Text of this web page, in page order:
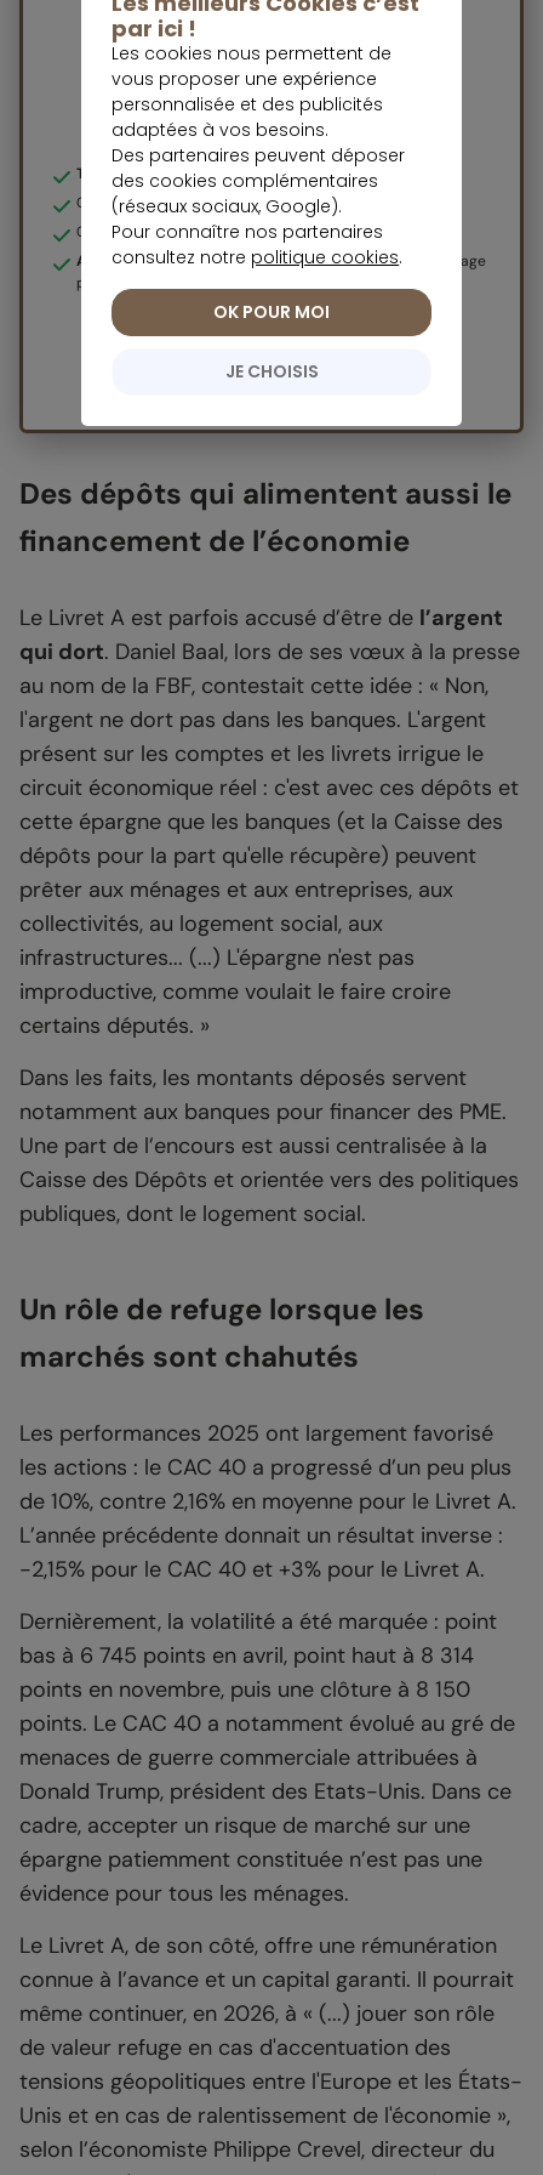
Note trustpilot :
Taux de 2% annuel brut
Capital garanti et toujours disponible
0 frais
Accessible dès 10€, offre sous conditionsvisible sur la page
produit
Offre du moment
Ouvrir mon livret
Des dépôts qui alimentent aussi le
financement de l’économie
Le Livret A est parfois accusé d’être de l’argent
qui dort. Daniel Baal, lors de ses vœux à la presse
au nom de la FBF, contestait cette idée : « Non,
l'argent ne dort pas dans les banques. L'argent
présent sur les comptes et les livrets irrigue le
circuit économique réel : c'est avec ces dépôts et
cette épargne que les banques (et la Caisse des
dépôts pour la part qu'elle récupère) peuvent
prêter aux ménages et aux entreprises, aux
collectivités, au logement social, aux
infrastructures... (...) L'épargne n'est pas
improductive, comme voulait le faire croire
certains députés. »
Dans les faits, les montants déposés servent
notamment aux banques pour financer des PME.
Une part de l’encours est aussi centralisée à la
Caisse des Dépôts et orientée vers des politiques
publiques, dont le logement social.
Un rôle de refuge lorsque les
marchés sont chahutés
Les performances 2025 ont largement favorisé
les actions : le CAC 40 a progressé d’un peu plus
de 10%, contre 2,16% en moyenne pour le Livret A.
L’année précédente donnait un résultat inverse :
-2,15% pour le CAC 40 et +3% pour le Livret A.
Dernièrement, la volatilité a été marquée : point
bas à 6 745 points en avril, point haut à 8 314
points en novembre, puis une clôture à 8 150
points. Le CAC 40 a notamment évolué au gré de
menaces de guerre commerciale attribuées à
Donald Trump, président des Etats-Unis. Dans ce
cadre, accepter un risque de marché sur une
épargne patiemment constituée n’est pas une
évidence pour tous les ménages.
Le Livret A, de son côté, offre une rémunération
connue à l’avance et un capital garanti. Il pourrait
même continuer, en 2026, à « (...) jouer son rôle
de valeur refuge en cas d'accentuation des
tensions géopolitiques entre l'Europe et les États-
Unis et en cas de ralentissement de l'économie »,
selon l’économiste Philippe Crevel, directeur du
par ici !
Les cookies nous permettent de
vous proposer une expérience
personnalisée et des publicités
adaptées à vos besoins.
Des partenaires peuvent déposer
des cookies complémentaires
(réseaux sociaux, Google).
Pour connaître nos partenaires
consultez notre politique cookies.
JE CHOISIS
OK POUR MOI